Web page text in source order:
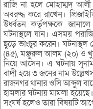
রাজি না হলে মোহাম্মদ আলী
অবরুদ্ধ করে রাখেন।
উর্ধ্বতন কর্তৃপক্ষকে
ঘটনাস্থলে যান। এসময়
ছুড়ে ভাংচুর করেন। ঘটনাস্থল
(৪৫), মঞ্জুরুল আলম (২০) ও
নিয়ে আসেন। এ ঘটনায়
বাদী হয়ে ৩ জনের নাম
রাজনগর থানার ওসি আব্দুল
হামলার ঘটনায় মামলা
সংঘর্ষ হলেও তারা বিষয়টি